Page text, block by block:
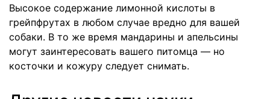
Высокое содержание лимонной кислоты в
грейпфрутах в любом случае вредно для вашей
собаки. В то же время мандарины и апельсины
могут заинтересовать вашего питомца — но
косточки и кожуру следует снимать.